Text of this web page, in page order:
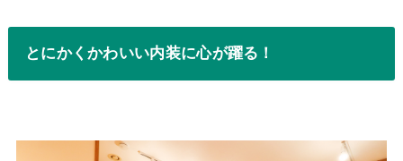
とにかくかわいい内装に心が躍る！